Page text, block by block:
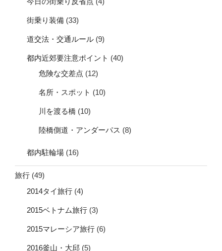
街乗り装備 (33)
道交法・交通ルール (9)
都内近郊要注意ポイント (40)
危険な交差点 (12)
名所・スポット (10)
川を渡る橋 (10)
陸橋側道・アンダーパス (8)
都内駐輪場 (16)
旅行 (49)
2014タイ旅行 (4)
2015ベトナム旅行 (3)
2015マレーシア旅行 (6)
2016釜山・大邱 (5)